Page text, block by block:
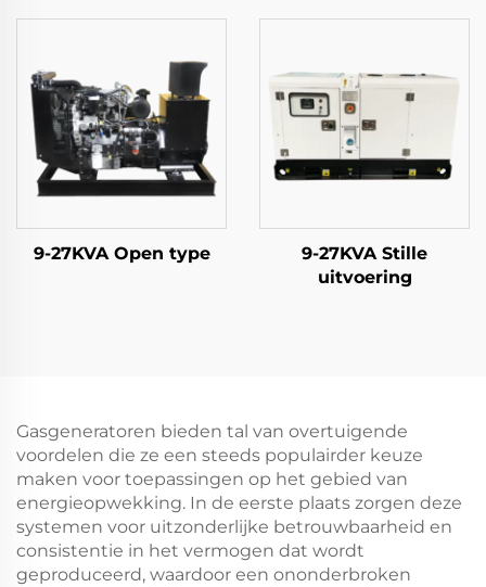
9-27KVA Open type
9-27KVA Stille
uitvoering
Gasgeneratoren bieden tal van overtuigende
voordelen die ze een steeds populairder keuze
maken voor toepassingen op het gebied van
energieopwekking. In de eerste plaats zorgen deze
systemen voor uitzonderlijke betrouwbaarheid en
consistentie in het vermogen dat wordt
geproduceerd, waardoor een ononderbroken